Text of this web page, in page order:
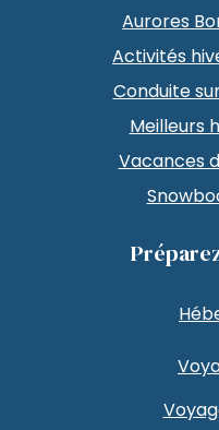
Aurores
Activités
Conduite
Meilleurs
Vacances